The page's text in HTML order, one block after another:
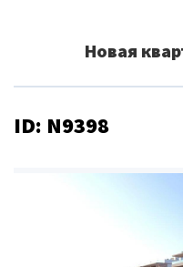
Новая
ID: N9398